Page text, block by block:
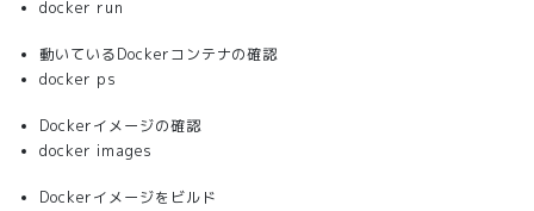
docker run
動いているDockerコンテナの確認
docker ps
Dockerイメージの確認
docker images
Dockerイメージをビルド